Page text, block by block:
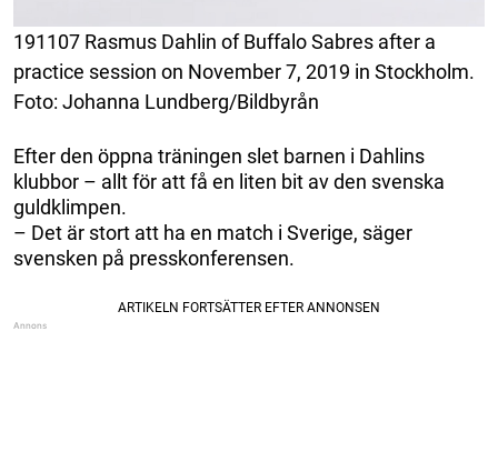
191107 Rasmus Dahlin of Buffalo Sabres after a
practice session on November 7, 2019 in Stockholm.
Foto: Johanna Lundberg/Bildbyrån
Efter den öppna träningen slet barnen i Dahlins
klubbor – allt för att få en liten bit av den svenska
guldklimpen.
– Det är stort att ha en match i Sverige, säger
svensken på presskonferensen.